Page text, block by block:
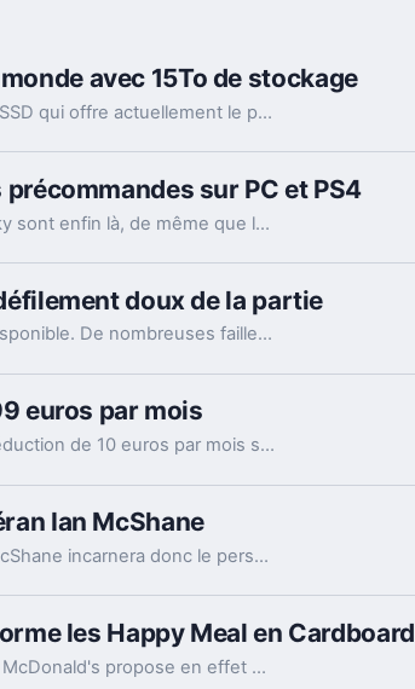
avec 15To de stockage
Samsung vient de dévoiler le PM1633a. Le disque SSD qui offre actuellement le plus de stockage au monde avec une capacité de 15 To.
sur PC et PS4
Les précommandes et donc le prix de No Man’s Sky sont enfin là, de même que la date de sortie précise sur PS4 et PC.
doux de la partie
La version 49 du navigateur Google Chrome est disponible. De nombreuses failles sont comblées et quelques nouveautés discrètes sont présentes.
euros par mois
B&You casse les prix jusqu'au 20 mars avec une réduction de 10 euros par mois sur ses forfaits.
Ian McShane
Dans la série à venir American Gods, l'acteur Ian McShane incarnera donc le personnage Mr. Wednesday (Voyageur).
les Happy Meal en Cardboard
Un nouvel acteur se lance dans la réalité virtuelle ! McDonald's propose en effet de transformer les boîte de Happy Meal en Happy Goggles.